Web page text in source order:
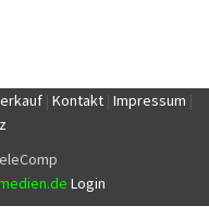
| Kontakt| Impressum
Login